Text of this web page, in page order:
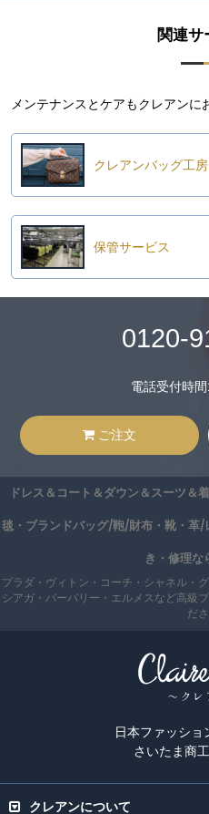
関連サ
メンテナンスとケアもクレアンに
クレアンバッグ工房
保管サービス
0120-
電話受付時
ご注文
ドレス＆コート＆ダウン＆スーツ＆
毯・ブランドバッグ/鞄/財布・靴・革
き・修理な
プラダ・ヴィトン・コーチ・シャネル・
シアガ・バーバリー・エルメスなど高級
だ
日本ファッショ
さいたま商
クレアンについて